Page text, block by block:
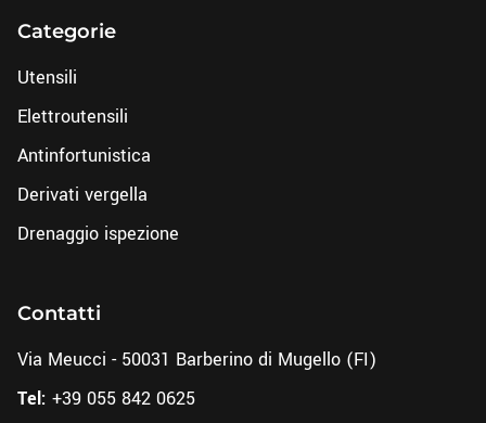
Categorie
Utensili
Elettroutensili
Antinfortunistica
Derivati vergella
Drenaggio ispezione
Contatti
Via Meucci - 50031 Barberino di Mugello (FI)
Tel: +39 055 842 0625